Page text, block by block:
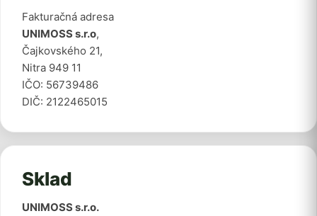
Fakturačná adresa
UNIMOSS s.r.o,
Čajkovského 21,
Nitra 949 11
IČO: 56739486
DIČ: 2122465015
Sklad
UNIMOSS s.r.o.